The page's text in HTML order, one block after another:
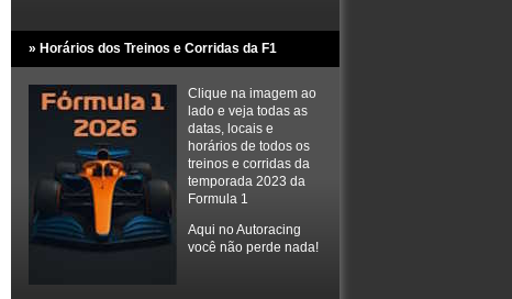
» Horários dos Treinos e Corridas da F1
Clique na imagem ao
lado e veja todas as
datas, locais e
horários de todos os
treinos e corridas da
temporada 2023 da
Formula 1
Aqui no Autoracing
você não perde nada!